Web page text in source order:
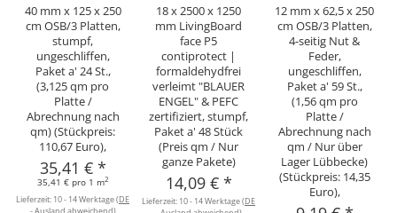
40 mm x 125 x 250
cm OSB/3 Platten,
stumpf,
ungeschliffen,
Paket a' 24 St.,
(3,125 qm pro
Platte /
Abrechnung nach
qm) (Stückpreis:
110,67 Euro),
35,41 € *
35,41 € pro 1 m2
Lieferzeit: 10 - 14 Werktage(DE
18 x 2500 x 1250
mm LivingBoard
face P5
contiprotect |
formaldehydfrei
verleimt "BLAUER
ENGEL" & PEFC
zertifiziert, stumpf,
Paket a' 48 Stück
(Preis qm / Nur
ganze Pakete)
14,09 € *
Lieferzeit: 10 - 14 Werktage(DE
12 mm x 62,5 x 250
cm OSB/3 Platten,
4-seitig Nut &
Feder,
ungeschliffen,
Paket a' 59 St.,
(1,56 qm pro
Platte /
Abrechnung nach
qm / Nur über
Lager Lübbecke)
(Stückpreis: 14,35
Euro),